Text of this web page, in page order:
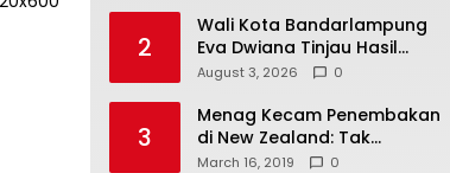
2
Wali Kota Bandarlampung
Eva Dwiana Tinjau Hasil
Perbaikan Jalan Wala Kuba
August 3, 2026 0
3
Menag Kecam Penembakan
di New Zealand: Tak
Berperikemanusiaan!
March 16, 2019 0